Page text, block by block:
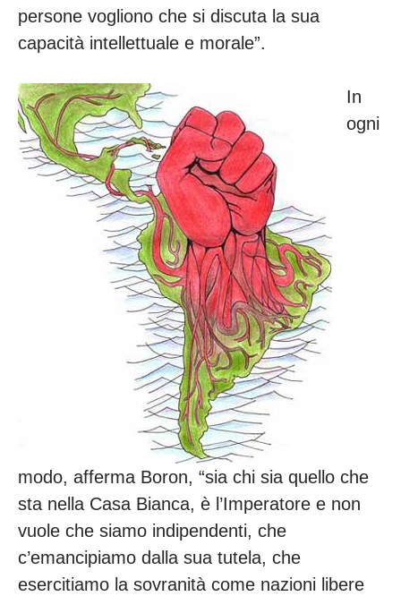
persone vogliono che si discuta la sua
capacità intellettuale e morale”.
In
ogni
modo, afferma Boron, “sia chi sia quello che
sta nella Casa Bianca, è l’Imperatore e non
vuole che siamo indipendenti, che
c’emancipiamo dalla sua tutela, che
esercitiamo la sovranità come nazioni libere